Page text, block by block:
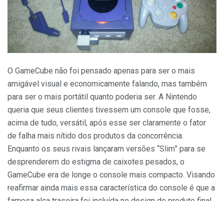
O GameCube não foi pensado apenas para ser o mais
amigável visual e economicamente falando, mas também
para ser o mais portátil quanto poderia ser. A Nintendo
queria que seus clientes tivessem um console que fosse,
acima de tudo, versátil, após esse ser claramente o fator
de falha mais nítido dos produtos da concorrência.
Enquanto os seus rivais lançaram versões “Slim” para se
desprenderem do estigma de caixotes pesados, o
GameCube era de longe o console mais compacto. Visando
reafirmar ainda mais essa característica do console é que a